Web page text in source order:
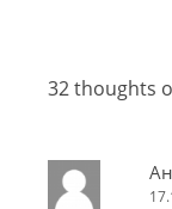
32 thoughts